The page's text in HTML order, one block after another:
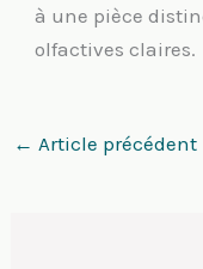
à une pièce
olfactives claires.
← Article précédent